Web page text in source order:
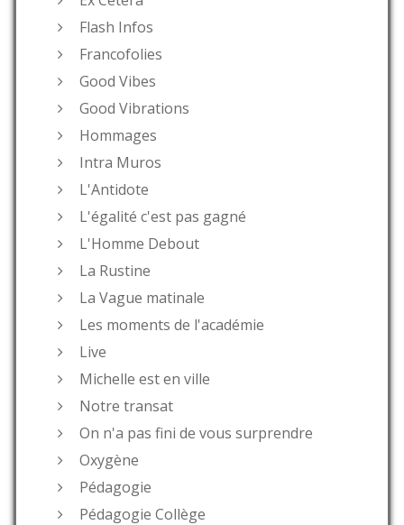
Flash Infos
Francofolies
Good Vibes
Good Vibrations
Hommages
Intra Muros
L'Antidote
L'égalité c'est pas gagné
L'Homme Debout
La Rustine
La Vague matinale
Les moments de l'académie
Live
Michelle est en ville
Notre transat
On n'a pas fini de vous surprendre
Oxygène
Pédagogie
Pédagogie Collège